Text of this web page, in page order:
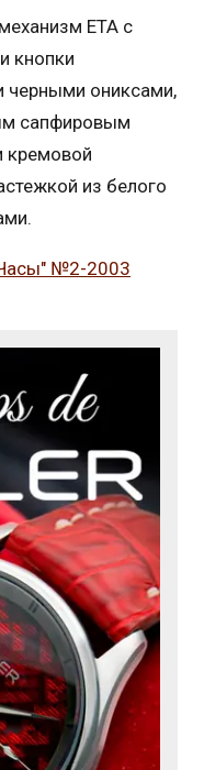
ЕТА с
кнопки
черными ониксами,
сапфировым
кремовой
из белого
№2-2003